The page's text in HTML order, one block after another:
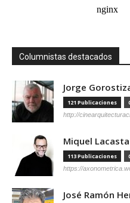
Columnistas destacados
Jorge
121 Publicaciones
http://
Miquel
113 Publicaciones
https://
José Ramón